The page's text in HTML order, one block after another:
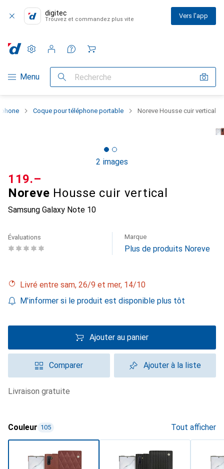
digitec
Trouvez et commandez plus vite Vers l'app
Navigation par catégorie
Menu Recherche
Paramètres
Compte client
Listes de comparaison
Listes d'envies
Panier
Coque pour téléphone portable Noreve Housse cuir vertical
2 images
Noreve Housse cuir vertical
Samsung Galaxy Note 10
CHF
119.–
Évaluations Marque
Plus de produits Noreve
Livré entre sam, 26/9 et mer, 14/10
M'informer si le produit est disponible plus tôt
Ajouter au panier
Comparer Ajouter à la liste
livraison gratuite
Couleur 105 Tout afficher